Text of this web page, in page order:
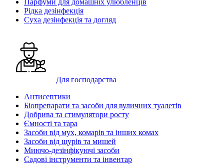
Парфуми для домашніх улюбленців
Рідка дезінфекція
Суха дезінфекція та догляд
Для господарства
Антисептики
Біопрепарати та засоби для вуличних туалетів
Добрива та стимулятори росту
Ємності та тара
Засоби від мух, комарів та інших комах
Засоби від щурів та мишей
Миючо-дезінфікуючі засоби
Садові інструменти та інвентар